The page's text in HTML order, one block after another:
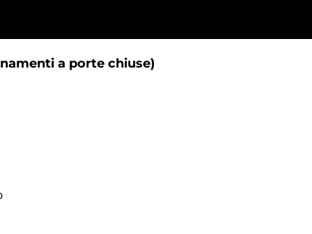
a porte chiuse)